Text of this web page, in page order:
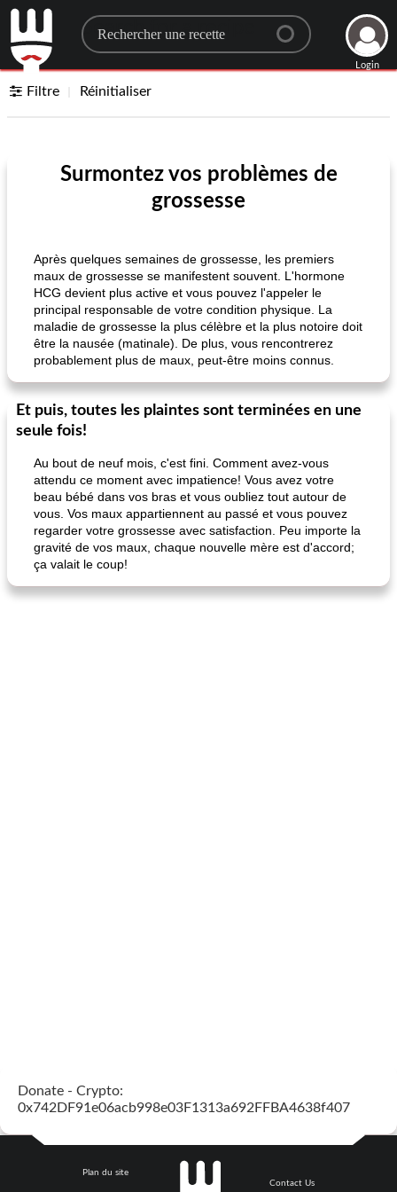
Search for a recipe
Login
Filtre Réinitialiser
Surmontez vos problèmes de
grossesse
Après quelques semaines de grossesse, les premiers
maux de grossesse se manifestent souvent. L'hormone
HCG devient plus active et vous pouvez l'appeler le
principal responsable de votre condition physique. La
maladie de grossesse la plus célèbre et la plus notoire doit
être la nausée (matinale). De plus, vous rencontrerez
probablement plus de maux, peut-être moins connus.
Et puis, toutes les plaintes sont terminées en une
seule fois!
Au bout de neuf mois, c'est fini. Comment avez-vous
attendu ce moment avec impatience! Vous avez votre
beau bébé dans vos bras et vous oubliez tout autour de
vous. Vos maux appartiennent au passé et vous pouvez
regarder votre grossesse avec satisfaction. Peu importe la
gravité de vos maux, chaque nouvelle mère est d'accord;
ça valait le coup!
Donate - Crypto:
0x742DF91e06acb998e03F1313a692FFBA4638f407
Plan du site
Contact Us